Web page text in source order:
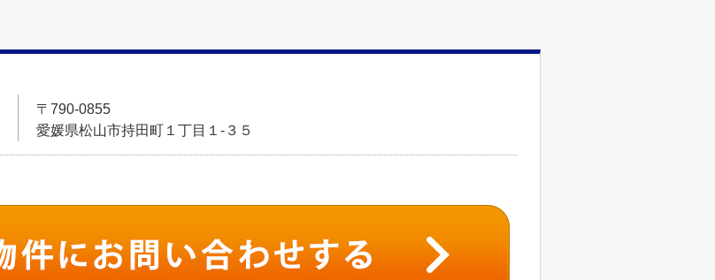
〒790-0855
愛媛県松山市持田町１丁目１-３５